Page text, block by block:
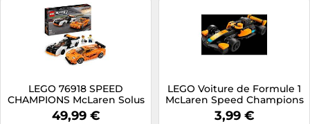
LEGO 76918 SPEED
CHAMPIONS McLaren Solus
GT et McLaren F1 LM
49,99 €
LEGO Voiture de Formule 1
McLaren Speed Champions
– Polybag 30683
3,99 €